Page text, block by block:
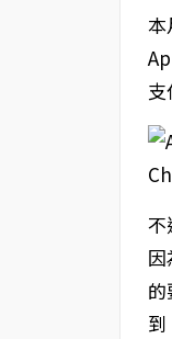
本
不
到